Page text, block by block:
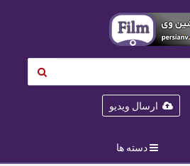
ارسال ویدیو
دسته ها